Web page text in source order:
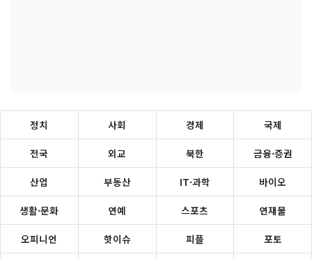
정치 사회 경제 국제
전국 외교 북한 금융·증권
산업 부동산 IT·과학 바이오
생활·문화 연예 스포츠 연재물
오피니언 핫이슈 피플 포토